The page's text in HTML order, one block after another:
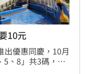
10元
出優惠同慶，10月
5、8」共3碼，門